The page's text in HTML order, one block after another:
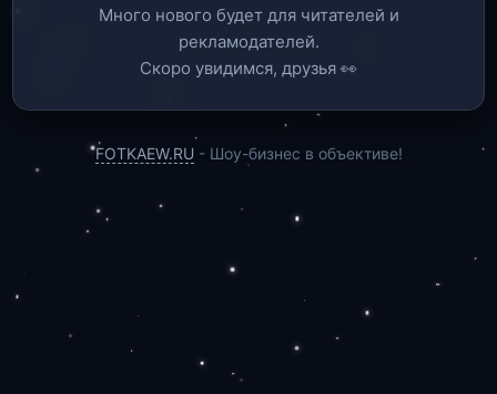
Много нового будет для читателей и
рекламодателей.
Скоро увидимся, друзья 👀
FOTKAEW.RU - Шоу-бизнес в объективе!